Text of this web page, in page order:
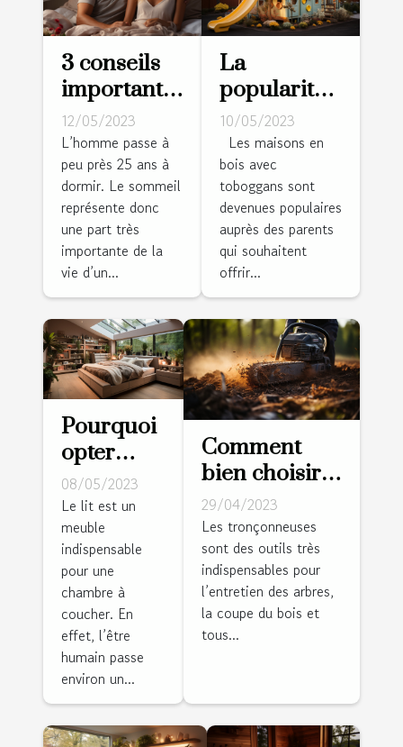
3 conseils
importants
pour bien
choisir son
matelas
12/05/2023
L’homme passe à
peu près 25 ans à
dormir. Le sommeil
représente donc
une part très
importante de la
vie d’un...
La
popularité
des
maisons en
bois avec
toboggans :
une
expérience
ludique
charmante
pour les
enfants
10/05/2023
Les maisons en
bois avec
toboggans sont
devenues populaires
auprès des parents
qui souhaitent
offrir...
Pourquoi
opter
pour un
lit avec
dressing
intégré ?
08/05/2023
Le lit est un
meuble
indispensable
pour une
chambre à
coucher. En
effet, l’être
humain passe
environ un...
Comment
bien choisir
sa
tronçonneuse
?
29/04/2023
Les tronçonneuses
sont des outils très
indispensables pour
l’entretien des arbres,
la coupe du bois et
tous...